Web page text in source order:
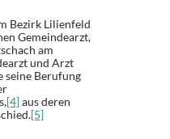
Bezirk Lilienfeld
Gemeindearzt,
am
und Arzt
seine Berufung
[4]aus deren
[5]